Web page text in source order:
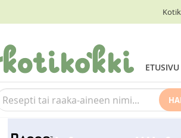
ETUSIVU
Suosittelemme myös